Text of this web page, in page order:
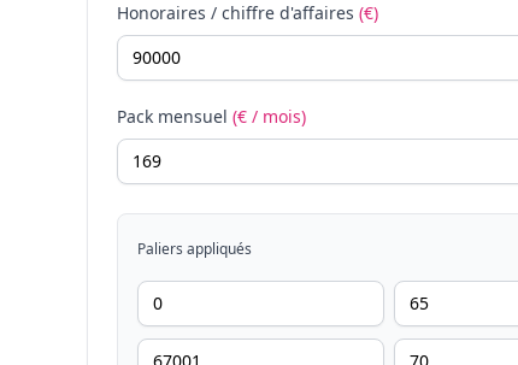
Honoraires / chiffre d'affaires (€)
Pack mensuel (€ / mois)
Paliers appliqués